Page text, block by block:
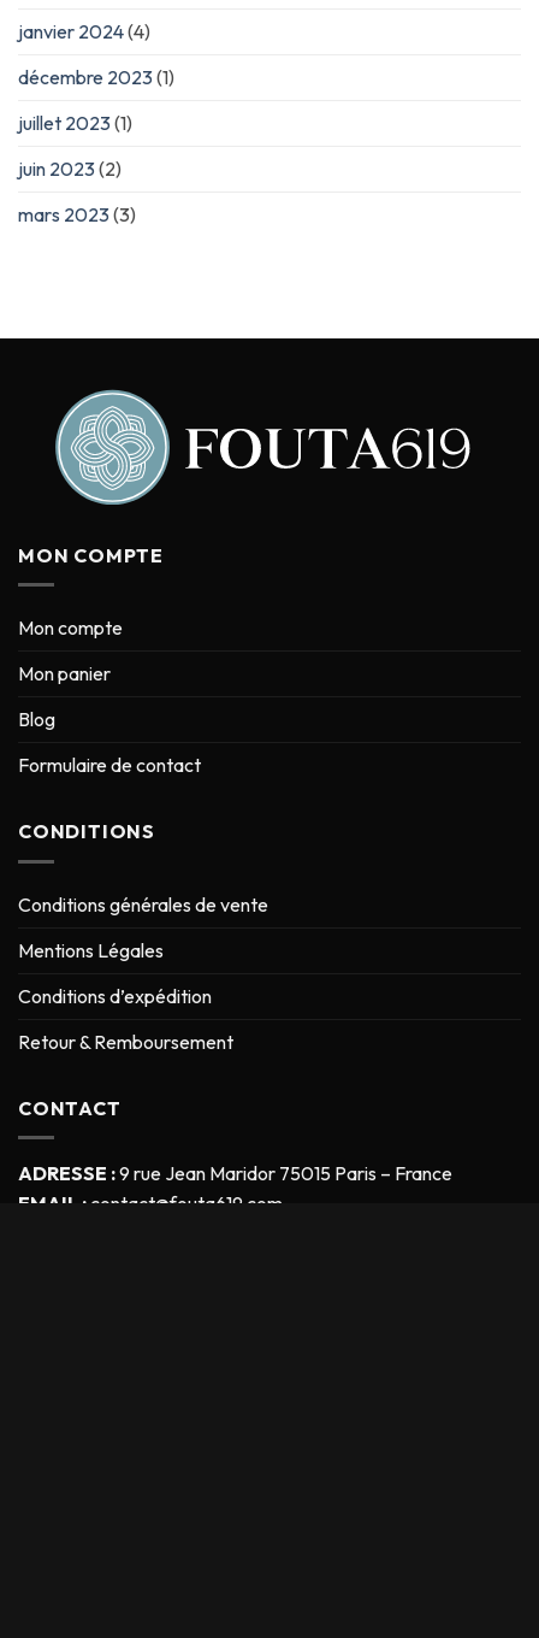
janvier 2024(4)
décembre 2023(1)
juillet 2023(1)
juin 2023(2)
mars 2023(3)
MON COMPTE
Mon compte
Mon panier
Blog
Formulaire de contact
CONDITIONS
Conditions générales de vente
Mentions Légales
Conditions d’expédition
Retour & Remboursement
CONTACT
ADRESSE :9 rue Jean Maridor 75015 Paris – France
EMAIL : contact@fouta619.com